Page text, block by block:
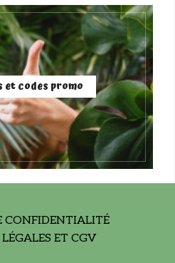
et codes promo
CONFIDENTIALITÉ
ET CGV